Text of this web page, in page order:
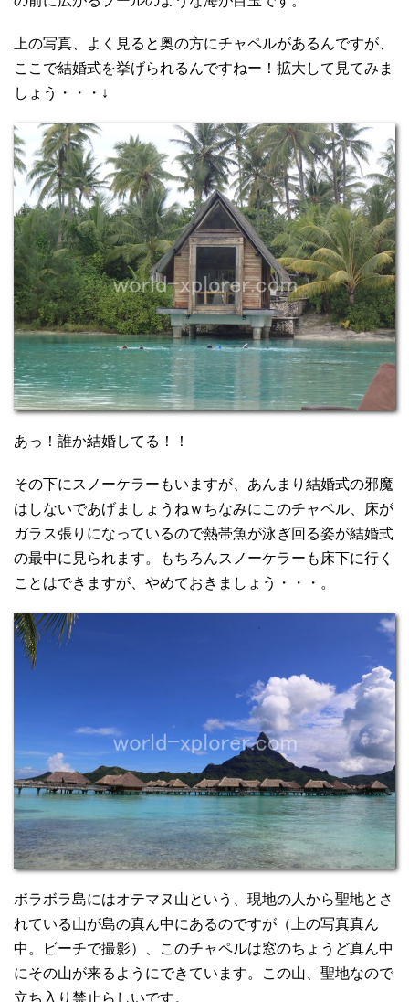
上の写真、よく見ると奥の方にチャペルがあるんですが、
ここで結婚式を挙げられるんですねー！拡大して見てみま
しょう・・・↓
あっ！誰か結婚してる！！
その下にスノーケラーもいますが、あんまり結婚式の邪魔
はしないであげましょうねｗちなみにこのチャペル、床が
ガラス張りになっているので熱帯魚が泳ぎ回る姿が結婚式
の最中に見られます。もちろんスノーケラーも床下に行く
ことはできますが、やめておきましょう・・・。
ボラボラ島にはオテマヌ山という、現地の人から聖地とさ
れている山が島の真ん中にあるのですが（上の写真真ん
中。ビーチで撮影）、このチャペルは窓のちょうど真ん中
にその山が来るようにできています。この山、聖地なので
立ち入り禁止らしいです。